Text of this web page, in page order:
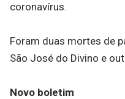
coronavírus.
Foram duas mortes de
São José do Divino e
Novo boletim